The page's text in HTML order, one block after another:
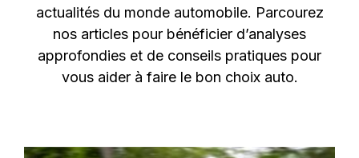
actualités du monde automobile. Parcourez
nos articles pour bénéficier d’analyses
approfondies et de conseils pratiques pour
vous aider à faire le bon choix auto.